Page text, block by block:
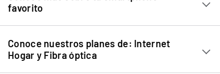
favorito
Chip Entel
Apple iPhone 11
Apple iPhone 12 Mini
Conoce nuestros planes de: Internet
Hogar y Fibra óptica